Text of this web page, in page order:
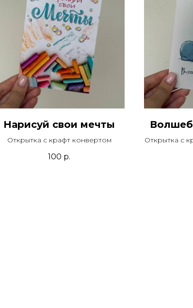
Нарисуй свои мечты
Открытка с крафт конвертом
100 р.
Открытка с